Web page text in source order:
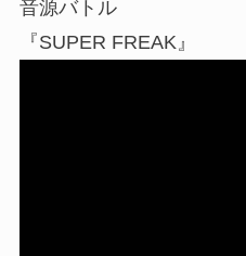
音源バトル
『SUPER FREAK』